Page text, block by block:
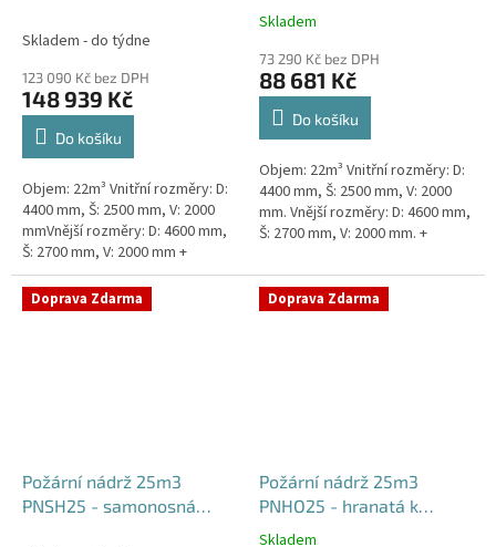
Skladem - do týdne
123 090 Kč bez DPH
148 939 Kč
Do košíku
Objem: 22m³ Vnitřní rozměry: D:
4400 mm, Š: 2500 mm, V: 2000
mmVnější rozměry: D: 4600 mm,
Š: 2700 mm, V: 2000 mm +
komínek Běžná doba dodání 2-3
týdny od objednávky. Rozměry...
obetonování
Průměrné
produktu
je
5,0
hvězdiček.
Skladem
73 290 Kč bez DPH
88 681 Kč
Do košíku
Objem: 22m³ Vnitřní rozměry: D:
4400 mm, Š: 2500 mm, V: 2000
mm. Vnější rozměry: D: 4600 mm,
Š: 2700 mm, V: 2000 mm. +
týdny od objednávky....
Doprava Zdarma
Požární nádrž 25m3
PNSH25 - samonosná
Doprava Zdarma
Požární nádrž 25m3
PNHO25 - hranatá k
obetonování
Skladem